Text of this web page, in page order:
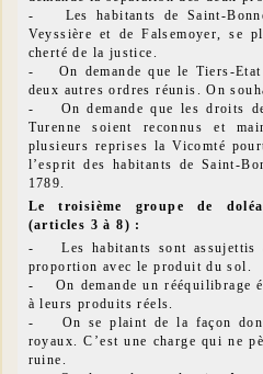
- Les habitants de Saint-
Veyssière et de Falsemoyer, se
cherté de la justice.
- On demande que le Tiers-Etat
deux autres ordres réunis. On
- On demande que les droits
Turenne soient reconnus et
plusieurs reprises la Vicomté
l’esprit des habitants de Saint-
1789.
Le troisième groupe de
(articles 3 à 8) :
- Les habitants sont assujettis
proportion avec le produit du sol.
- On demande un rééquilibrage
à leurs produits réels.
- On se plaint de la façon dont
royaux. C’est une charge qui ne
ruine.